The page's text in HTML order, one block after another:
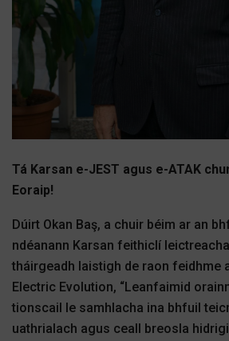
Tá Karsan e-JEST agus e-ATAK
Eoraip!
Dúirt Okan Baş, a chuir béim ar an
ndéanann Karsan feithiclí
tháirgeadh laistigh de raon feidhme
Electric Evolution, “Leanfaimid
tionscail le samhlacha ina bhfuil
uathrialach agus ceall breosla